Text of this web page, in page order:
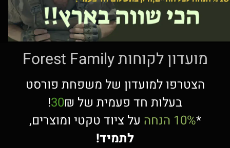
מועדון לקוחות Forest Family
הצטרפו למועדון של משפחת פורסט
בעלות חד פעמית של
30₪!
*10% הנחה
על ציוד טקטי ומוצרים,
לתמיד!